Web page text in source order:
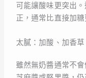
可能讓酸味更突出
正，通常比直接加糖
太膩：加酸、加香
雖然無奶醬通常不